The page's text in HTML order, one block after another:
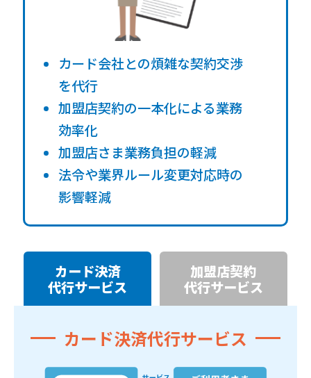
カード会社との煩雑な契約交渉
を代行
加盟店契約の一本化による業務
効率化
加盟店さま業務負担の軽減
法令や業界ルール変更対応時の
影響軽減
カード決済
代行サービス
加盟店契約
代行サービス
カード決済代行サービス